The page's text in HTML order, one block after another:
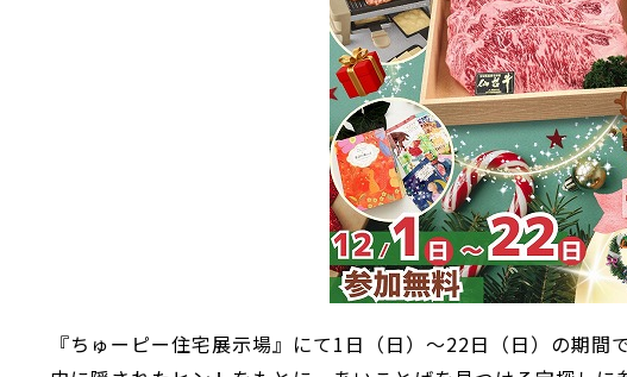
『ちゅーピー住宅展示場』にて1日（日）～22日（日）の期